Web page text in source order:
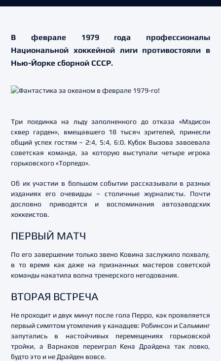
В феврале 1979 года профессионалы
Национальной хоккейной лиги противостояли в
Нью-Йорке сборной СССР.
Три поединка на льду заполненного до отказа «Мэдисон
сквер гарден», вмещавшего 18 тысяч зрителей, принесли
общий успех гостям – 2:4, 5:4, 6:0. Кубок Вызова завоевала
советская команда, за которую выступали четыре игрока
горьковского «Торпедо».
Об их участии в большом событии рассказывали в разных
изданиях его очевидцы – столичные журналисты. Почти
дословно приводятся и воспоминания автозаводских
хоккеистов.
ПЕРВЫЙ МАТЧ
По его завершении только звено Ковина заслужило похвалу,
в то время как даже на признанных мастеров советской
команды накатила волна тренерского негодования.
ВТОРАЯ ВСТРЕЧА
Не проходит и двух минут после гола Перро, как проявляется
первый симптом утомления у канадцев: Робинсон и Сальминг
запутались в настойчивых перемещениях горьковской
тройки, а Варнаков переиграл Кена Драйдена так ловко,
будто это и не Драйден вовсе.